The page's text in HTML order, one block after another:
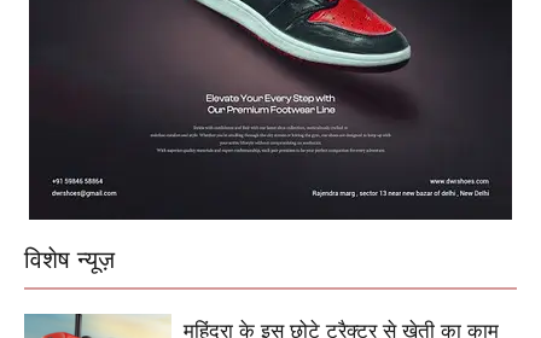
विशेष न्यूज़
महिंद्रा के इस छोटे ट्रैक्टर से खेती का काम